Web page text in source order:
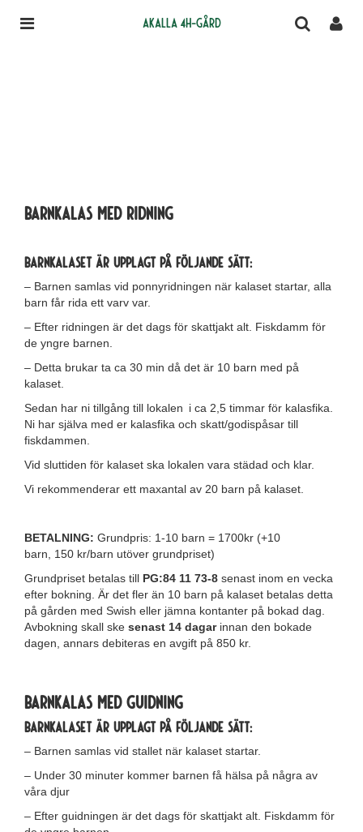
Akalla 4H-gård
BARNKALAS MED RIDNING
Barnkalaset är upplagt på följande sätt:
– Barnen samlas vid ponnyridningen när kalaset startar, alla
barn får rida ett varv var.
– Efter ridningen är det dags för skattjakt alt. Fiskdamm för
de yngre barnen.
– Detta brukar ta ca 30 min då det är 10 barn med på
kalaset.
Sedan har ni tillgång till lokalen i ca 2,5 timmar för kalasfika.
Ni har själva med er kalasfika och skatt/godispåsar till
fiskdammen.
Vid sluttiden för kalaset ska lokalen vara städad och klar.
Vi rekommenderar ett maxantal av 20 barn på kalaset.
BETALNING: Grundpris: 1-10 barn = 1700kr (+10
barn, 150 kr/barn utöver grundpriset)
Grundpriset betalas till PG:84 11 73-8 senast inom en vecka
efter bokning. Är det fler än 10 barn på kalaset betalas detta
på gården med Swish eller jämna kontanter på bokad dag.
Avbokning skall ske senast 14 dagarinnan den bokade
dagen, annars debiteras en avgift på 850 kr.
BARNKALAS MED GUIDNING
Barnkalaset är upplagt på följande sätt:
– Barnen samlas vid stallet när kalaset startar.
– Under 30 minuter kommer barnen få hälsa på några av
våra djur
– Efter guidningen är det dags för skattjakt alt. Fiskdamm för